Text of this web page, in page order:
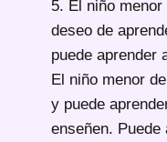
5. El niño
deseo de
puede aprender
El niño menor
y puede
enseñen. Puede